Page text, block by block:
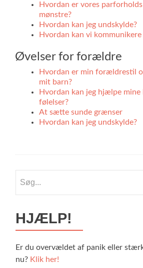
Hvordan er vores
mønstre?
Hvordan kan jeg undskylde?
Hvordan kan vi kommunikere
Øvelser for forældre
Hvordan er min forældrestil
mit barn?
Hvordan kan jeg hjælpe mine
følelser?
At sætte sunde grænser
Hvordan kan jeg undskylde?
efter:
HJÆLP!
Er du overvældet af panik eller
nu? Klik her!